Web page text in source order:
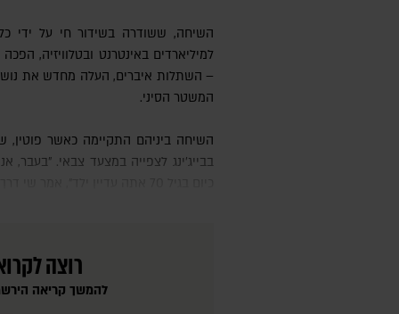
השיחה, ששודרה בשידור חי על ידי
למיליארדים באינטרנט ובטלוויזיה,
– השתלות איברים, העלה מחדש את
המשטר הסיני.
השיחה ביניהם התקיימה כאשר פוטין, שי וקים צעדו לעבר במה בטיאננמן
רוצה
להמשך קריאה